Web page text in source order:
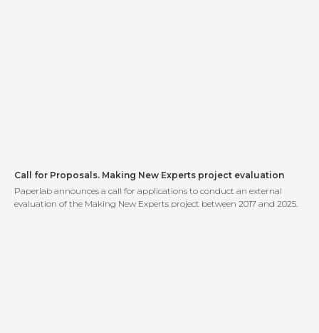
Call for Proposals. Making New Experts project evaluation
Paperlab announces a call for applications to conduct an external
evaluation of the Making New Experts project between 2017 and 2025.